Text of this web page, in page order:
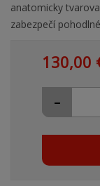
anatomicky
zabezpečí
130,00
-